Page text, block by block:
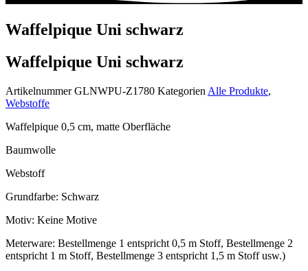
Waffelpique Uni schwarz
Waffelpique Uni schwarz
ArtikelnummerGLNWPU-Z1780 Kategorien Alle Produkte,
Webstoffe
Waffelpique 0,5 cm, matte Oberfläche
Baumwolle
Webstoff
Grundfarbe: Schwarz
Motiv: Keine Motive
Meterware: Bestellmenge 1 entspricht 0,5 m Stoff, Bestellmenge 2
entspricht 1 m Stoff, Bestellmenge 3 entspricht 1,5 m Stoff usw.)